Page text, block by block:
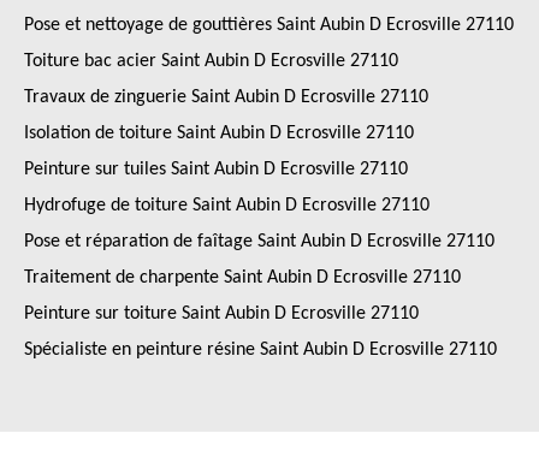
Pose et nettoyage de gouttières Saint Aubin D Ecrosville 27110
Toiture bac acier Saint Aubin D Ecrosville 27110
Travaux de zinguerie Saint Aubin D Ecrosville 27110
Isolation de toiture Saint Aubin D Ecrosville 27110
Peinture sur tuiles Saint Aubin D Ecrosville 27110
Hydrofuge de toiture Saint Aubin D Ecrosville 27110
Pose et réparation de faîtage Saint Aubin D Ecrosville 27110
Traitement de charpente Saint Aubin D Ecrosville 27110
Peinture sur toiture Saint Aubin D Ecrosville 27110
Spécialiste en peinture résine Saint Aubin D Ecrosville 27110